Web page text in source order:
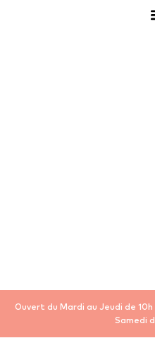
Ouvert du Mardi au Jeudi de 10h
Samedi